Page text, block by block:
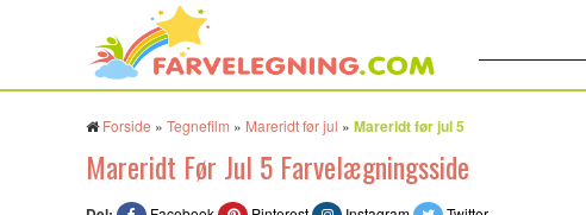
Forside » Tegnefilm » Mareridt før jul » Mareridt før jul 5
Mareridt Før Jul 5 Farvelægningsside